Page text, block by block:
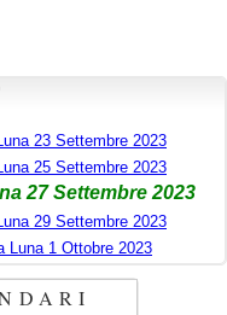
23 Settembre 2023
25 Settembre 2023
27 Settembre 2023
29 Settembre 2023
Luna 1 Ottobre 2023